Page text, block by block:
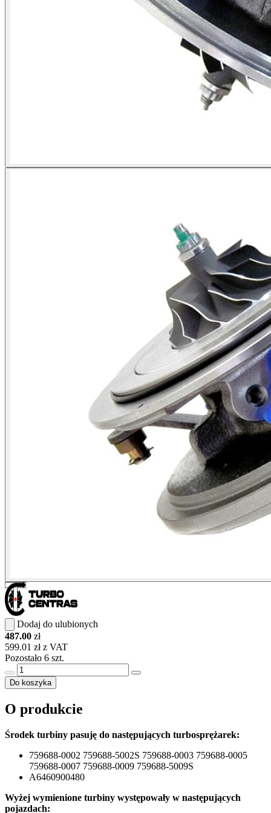
Dodaj do ulubionych
487.00 zł
599.01 zł z VAT
Pozostało 6 szt.
Do koszyka
O produkcie
Środek turbiny pasuję do następujących turbosprężarek:
759688-0002 759688-5002S 759688-0003 759688-0005
759688-0007 759688-0009 759688-5009S
A6460900480
Wyżej wymienione turbiny występowały w następujących
pojazdach: